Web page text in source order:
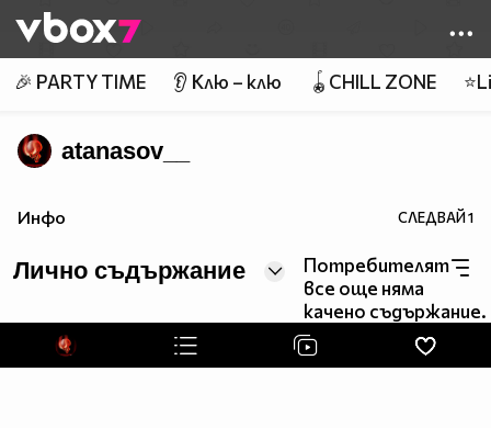
👾
🎉 PARTY TIME 👂 Клю – клю 🪀CHILL ZONE
atanasov__
Инфо СЛЕДВАЙ1
Лично съдържание
Потребителят
все още няма
качено съдържание.